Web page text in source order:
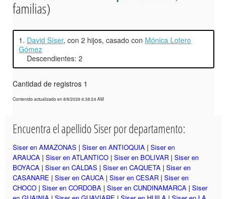
familias)
1. David Síser, con 2 hijos, casado con Mónica Lotero
Gómez
Descendientes: 2
Cantidad de registros 1
Contenido actualizado en 8/8/2026 6:38:24 AM
Encuentra el apellido Siser por departamento:
Siser en AMAZONAS | Siser en ANTIOQUIA | Siser en
ARAUCA | Siser en ATLANTICO | Siser en BOLIVAR | Siser en
BOYACA | Siser en CALDAS | Siser en CAQUETA | Siser en
CASANARE | Siser en CAUCA | Siser en CESAR | Siser en
CHOCO | Siser en CORDOBA | Siser en CUNDINAMARCA | Siser